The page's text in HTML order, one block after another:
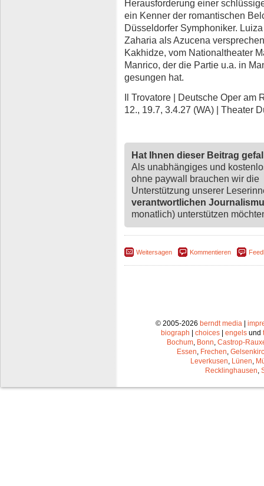
Herausforderung einer
ein Kenner der romantischen
Düsseldorfer Symphoniker.
Zaharia als Azucena
Kakhidze, vom Nationaltheater
Manrico, der die Partie u.a. in
gesungen hat.
Il Trovatore | Deutsche Oper am
12., 19.7, 3.4.27 (WA) | Theater
Hat Ihnen dieser Beitrag
Als unabhängiges und
ohne paywall brauchen wir die
Unterstützung unserer
verantwortlichen
monatlich) unterstützen
Weitersagen Kommentieren
© 2005-2026 berndt media |
biograph | choices | engels und
Bochum Bonn Castrop-
Essen Frechen
Leverkusen Lünen
Recklinghausen